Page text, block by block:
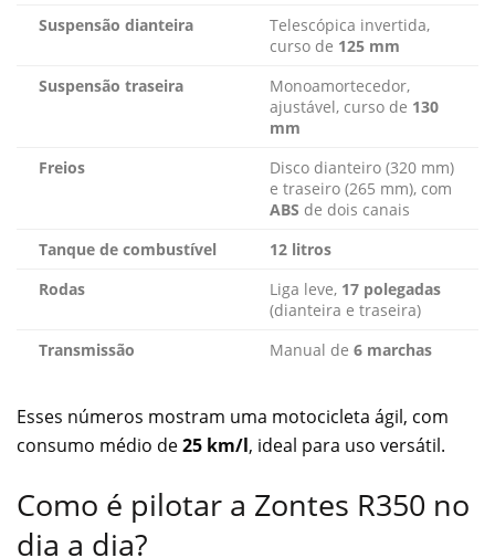
Suspensão dianteira
Telescópica invertida,
curso de 125 mm
Suspensão traseira
Monoamortecedor,
ajustável, curso de 130
mm
Freios
Disco dianteiro (320 mm)
e traseiro (265 mm), com
ABS de dois canais
Tanque de combustível
12 litros
Rodas
Liga leve, 17 polegadas
(dianteira e traseira)
Transmissão
Manual de 6 marchas
Esses números mostram uma motocicleta ágil, com
consumo médio de25 km/l, ideal para uso versátil.
Como é pilotar a Zontes R350 no
dia a dia?